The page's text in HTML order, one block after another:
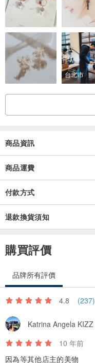
台北市
商品資訊
商品運費
付款方式
退款換貨須知
購買評價
品牌所有評價
4.8 (237)
Katrina Angela KIZZ
10 年前
因為等其他店主的美物